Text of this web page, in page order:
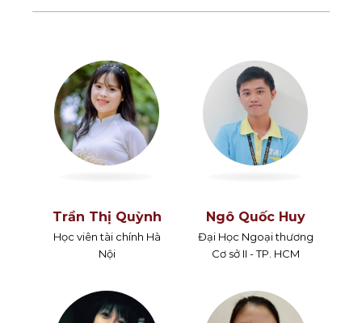
Trần Thị Quỳnh
Học viên tài chính Hà
Nội
Ngô Quốc Huy
Đại Học Ngoại thương
Cơ sở II - TP. HCM